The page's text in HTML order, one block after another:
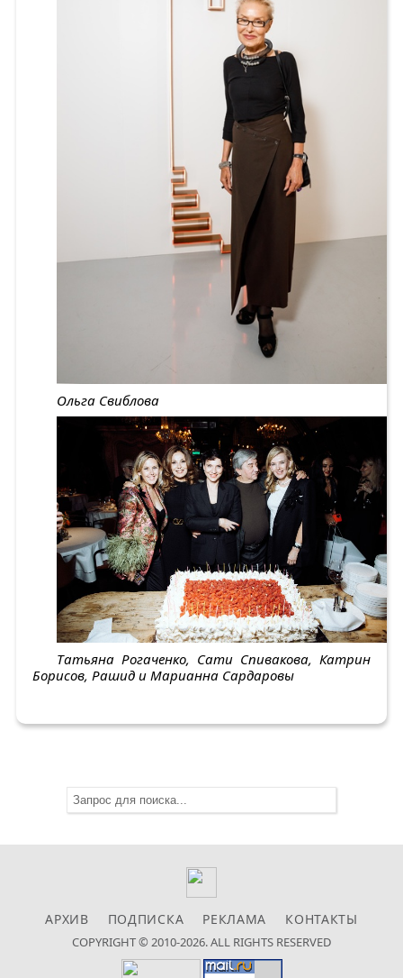
Ольга Свиблова
Татьяна Рогаченко, Сати Спивакова, Катрин
Борисов, Рашид и Марианна Сардаровы
АРХИВ ПОДПИСКА РЕКЛАМА КОНТАКТЫ
COPYRIGHT © 2010-2026. ALL RIGHTS RESERVED